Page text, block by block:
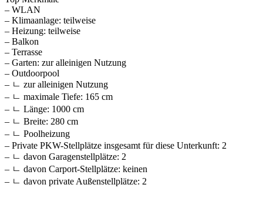
– WLAN
– Klimaanlage: teilweise
– Heizung: teilweise
– Balkon
– Terrasse
– Garten: zur alleinigen Nutzung
– Outdoorpool
– ㄴ zur alleinigen Nutzung
– ㄴ maximale Tiefe: 165 cm
– ㄴ Länge: 1000 cm
– ㄴ Breite: 280 cm
– ㄴ Poolheizung
– Private PKW-Stellplätze insgesamt für diese Unterkunft: 2
– ㄴ davon Garagenstellplätze: 2
– ㄴ davon Carport-Stellplätze: keinen
– ㄴ davon private Außen­stellplätze: 2